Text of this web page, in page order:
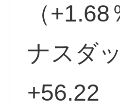
（
ナスダ
+56.22